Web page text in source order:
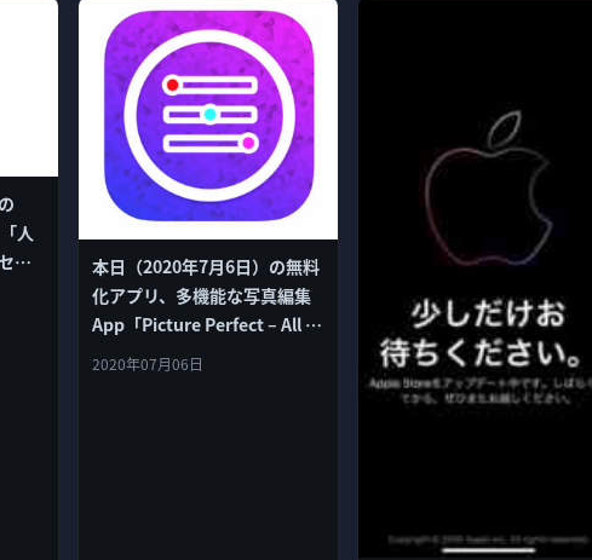
人
ッ
本日（2020年7月6日）の無料
化アプリ、多機能な写真編集
App「Picture Perfect – All in
One」250円→0円
2020年07月06日